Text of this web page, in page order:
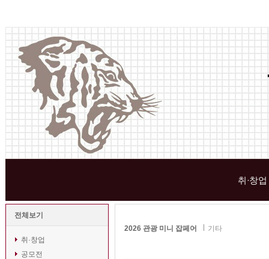
취·창업
전체보기
취·창업
공모전
2026 관광 미니 잡페어 기타